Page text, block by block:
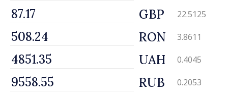
GBP 22.5125
RON 3.8611
UAH 0.4045
RUB 0.2053